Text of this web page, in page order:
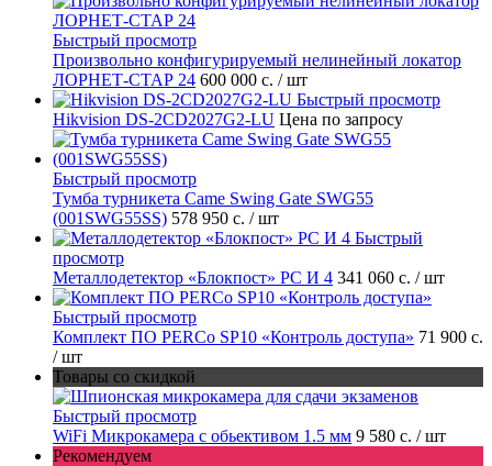
Быстрый просмотр
Произвольно конфигурируемый нелинейный локатор
ЛОРНЕТ-СТАР 24 600 000 с. / шт
Быстрый просмотр
Hikvision DS-2CD2027G2-LU Цена по запросу
Быстрый просмотр
Тумба турникета Came Swing Gate SWG55
(001SWG55SS) 578 950 с. / шт
Быстрый
просмотр
Металлодетектор «Блокпост» PC И 4 341 060 с. / шт
Быстрый просмотр
Комплект ПО PERCo SP10 «Контроль доступа» 71 900 с.
/ шт
Товары со скидкой
Быстрый просмотр
WiFi Микрокамера с обьективом 1.5 мм 9 580 с. / шт
Рекомендуем